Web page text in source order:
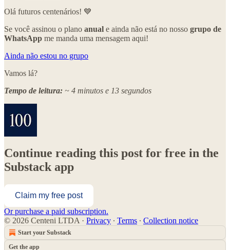
Olá futuros centenários! 💙
Se você assinou o plano anual e ainda não está no nosso grupo de
WhatsApp me manda uma mensagem aqui!
Ainda não estou no grupo
Vamos lá?
Tempo de leitura: ~ 4 minutos e 13 segundos
Continue reading this post for free in the
Substack app
Claim my free post
Or purchase a paid subscription.
© 2026 Centeni LTDA · Privacy ∙ Terms ∙ Collection notice
Start your Substack
Get the app